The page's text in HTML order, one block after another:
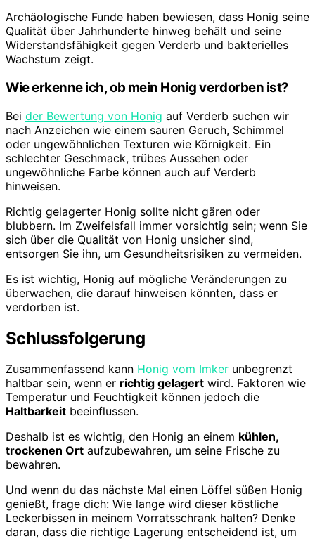
Archäologische Funde haben bewiesen, dass Honig seine
Qualität über Jahrhunderte hinweg behält und seine
Widerstandsfähigkeit gegen Verderb und bakterielles
Wachstum zeigt.
Wie erkenne ich, ob mein Honig verdorben ist?
Bei der Bewertung von Honig auf Verderb suchen wir
nach Anzeichen wie einem sauren Geruch, Schimmel
oder ungewöhnlichen Texturen wie Körnigkeit. Ein
schlechter Geschmack, trübes Aussehen oder
ungewöhnliche Farbe können auch auf Verderb
hinweisen.
Richtig gelagerter Honig sollte nicht gären oder
blubbern. Im Zweifelsfall immer vorsichtig sein; wenn Sie
sich über die Qualität von Honig unsicher sind,
entsorgen Sie ihn, um Gesundheitsrisiken zu vermeiden.
Es ist wichtig, Honig auf mögliche Veränderungen zu
überwachen, die darauf hinweisen könnten, dass er
verdorben ist.
Schlussfolgerung
Zusammenfassend kann Honig vom Imker unbegrenzt
haltbar sein, wenn er richtig gelagert wird. Faktoren wie
Temperatur und Feuchtigkeit können jedoch die
Haltbarkeit beeinflussen.
Deshalb ist es wichtig, den Honig an einem kühlen,
trockenen Ort aufzubewahren, um seine Frische zu
bewahren.
Und wenn du das nächste Mal einen Löffel süßen Honig
genießt, frage dich: Wie lange wird dieser köstliche
Leckerbissen in meinem Vorratsschrank halten? Denke
daran, dass die richtige Lagerung entscheidend ist, um